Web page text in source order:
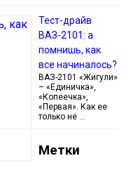
Тест-драйв
ВАЗ-2101: а
помнишь, как
все начиналось?
ВАЗ-2101 «Жигули»
– «Единичка»,
«Копеечка»,
«Первая». Как ее
только не …
Метки